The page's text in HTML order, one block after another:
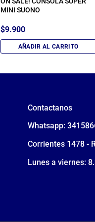
MINI SUONO
$9.900
AÑADIR AL CARRITO
Contactanos
Whatsapp:
Corrientes 1478 -
Lunes a viernes: